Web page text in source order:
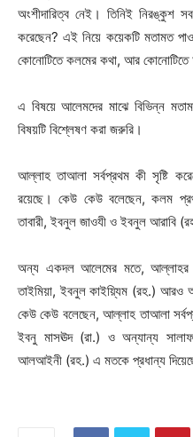
অংশীদারিত্ব নেই। তিনিই নিরঙ্কুশ
করেছেন? এই নিয়ে কয়েকটি মতামত
কোনোটিতে কলমের কথা, আর
এ বিষয়ে আলেমদের মাঝে বিভিন্ন
বিষয়টি বিশ্লেষণ করা জরুরি।
আল্লাহ তাআলা সর্বপ্রথম কী সৃষ্টি
রয়েছে। কেউ কেউ বলেছেন, কলম
তাবারী, ইবনুল জাওযী ও ইবনুল আরাবি
অন্য একদল আলেমের মতে, আল্লাহর
তাইমিয়া, ইবনুল কাইয়্যিম (রহ.)
কেউ কেউ বলেছেন, আল্লাহ তাআলা
ইবনু মাসঊদ (রা.) ও অন্যান্য সালাফ
আলআইনী (রহ.) এ মতকে প্রধান্য